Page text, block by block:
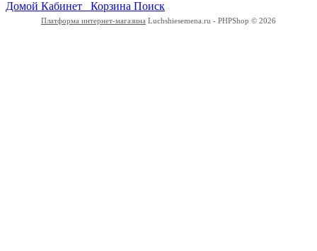
Домой Кабинет Корзина Поиск
Платформа интернет-магазина Luchshiesemena.ru - PHPShop © 2026